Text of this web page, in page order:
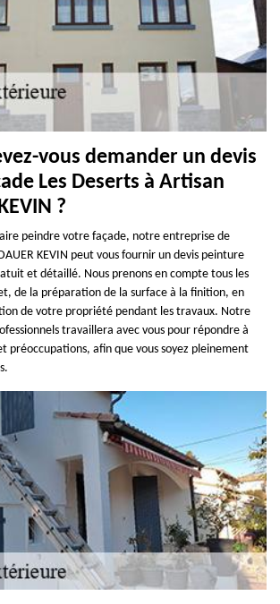
vous demander un devis
Les Deserts à Artisan
?
peindre votre façade, notre entreprise de
KEVIN peut vous fournir un devis peinture
et détaillé. Nous prenons en compte tous les
de la préparation de la surface à la finition, en
de votre propriété pendant les travaux. Notre
travaillera avec vous pour répondre à
préoccupations, afin que vous soyez pleinement